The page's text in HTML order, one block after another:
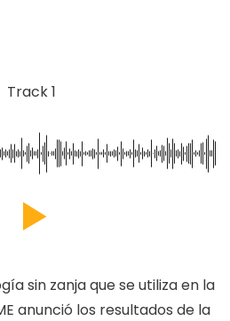
Track 1
sin zanja que se utiliza en la
anunció los resultados de la